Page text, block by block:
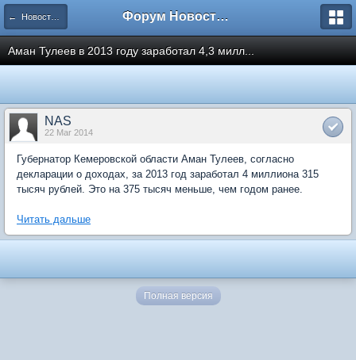
← Новости рынка недвижимости Форум Новостройки
Аман Тулеев в 2013 году заработал 4,3 милл...
NAS
22 Mar 2014
Губернатор Кемеровской области Аман Тулеев, согласно
декларации о доходах, за 2013 год заработал 4 миллиона 315
тысяч рублей. Это на 375 тысяч меньше, чем годом ранее.
Читать дальше
Полная версия